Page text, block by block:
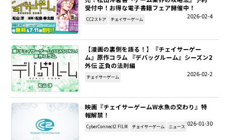
受付中！お得な電子書籍フェア開催中！
2026-02-4
CC2ストア チェイサーゲーム
【漫画の裏側を語る！】『チェイサーゲー
ム』原作コラム 『デバッグルーム』シーズン2
外伝 正負の法則編
2026-02-2
チェイサーゲーム
映画『チェイサーゲームW水魚の交わり』特
報解禁！
2026-01-30
CyberConnect2 FILM チェイサーゲーム ニュース